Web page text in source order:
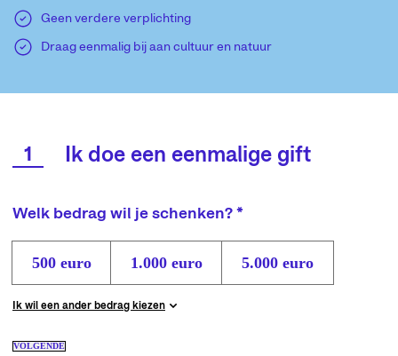
Geen verdere verplichting
Draag eenmalig bij aan cultuur en natuur
1 Ik doe een eenmalige gift
Welk bedrag wil je schenken? *
500 euro 1.000 euro 5.000 euro
Ik wil een ander bedrag kiezen
VOLGENDE